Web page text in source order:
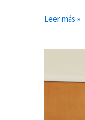
Leer más »
y